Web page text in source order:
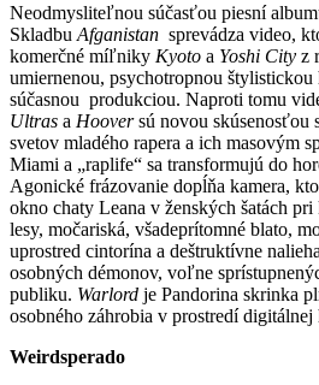
Neodmysliteľnou súčasťou piesní
Skladbu Afganistan sprevádza video,
komerčné míľniky Kyoto a Yoshi City z
umiernenou, psychotropnou
súčasnou produkciou. Naproti tomu
Ultras a Hooversú novou skúsenosťou
svetov mladého rapera a ich masovým
Miami a „raplife“ sa transformujú do
Agonické frázovanie dopĺňa kamera,
okno chaty Leana v ženských šatách
lesy, močariská, všadeprítomné blato,
uprostred cintorína a deštruktívne
osobných démonov, voľne
publiku. Warlord je Pandorina skrinka
osobného záhrobia v prostredí digitálnej
Weirdsperado